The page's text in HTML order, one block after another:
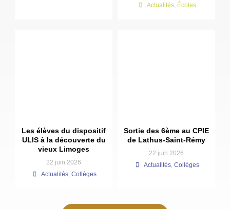
Actualités, Écoles
Les élèves du dispositif
ULIS à la découverte du
vieux Limoges
22 juin 2026
Actualités, Collèges
Sortie des 6ème au CPIE
de Lathus-Saint-Rémy
22 juin 2026
Actualités, Collèges